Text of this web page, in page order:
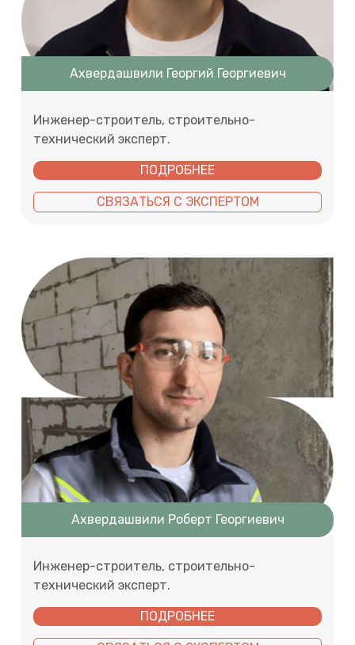
Ахвердашвили Георгий Георгиевич
Инженер-строитель, строительно-
технический эксперт.
ПОДРОБНЕЕ
СВЯЗАТЬСЯ С ЭКСПЕРТОМ
Ахвердашвили Роберт Георгиевич
Инженер-строитель, строительно-
технический эксперт.
ПОДРОБНЕЕ